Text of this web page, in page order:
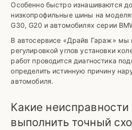
Особенно быстро изнашиваются
низкопрофильные шины на
G30, G20 и автомобилях серии
В автосервисе «Драйв Гараж» мы
регулировкой углов установки
работ проводится диагностика
определить истинную причину
автомобиля.
Какие
выполнить точный